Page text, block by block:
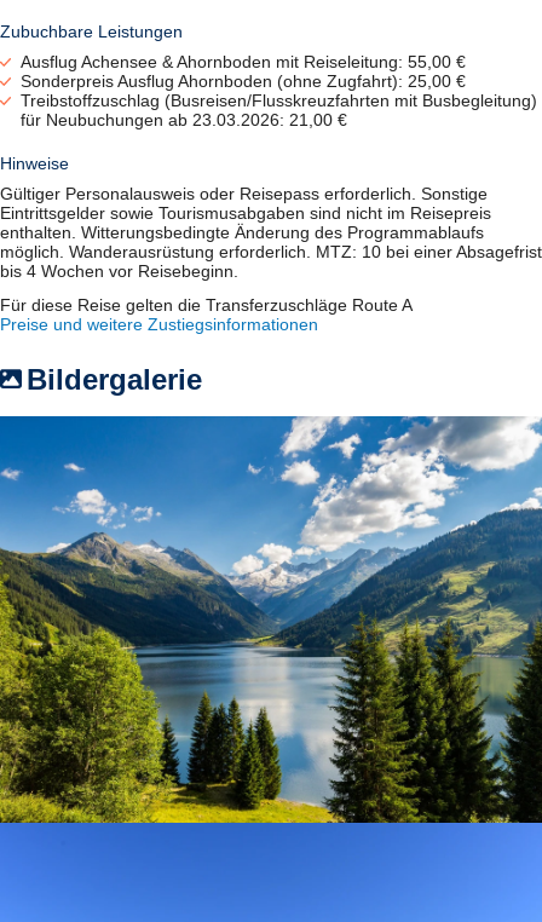
Zubuchbare Leistungen
Ausflug Achensee & Ahornboden mit Reiseleitung: 55,00 €
Sonderpreis Ausflug Ahornboden (ohne Zugfahrt): 25,00 €
Treibstoffzuschlag (Busreisen/Flusskreuzfahrten mit Busbegleitung)
für Neubuchungen ab 23.03.2026: 21,00 €
Hinweise
Gültiger Personalausweis oder Reisepass erforderlich. Sonstige
Eintrittsgelder sowie Tourismusabgaben sind nicht im Reisepreis
enthalten. Witterungsbedingte Änderung des Programmablaufs
möglich. Wanderausrüstung erforderlich. MTZ: 10 bei einer Absagefrist
bis 4 Wochen vor Reisebeginn.
Für diese Reise gelten die Transferzuschläge Route A
Preise und weitere Zustiegsinformationen
Bildergalerie